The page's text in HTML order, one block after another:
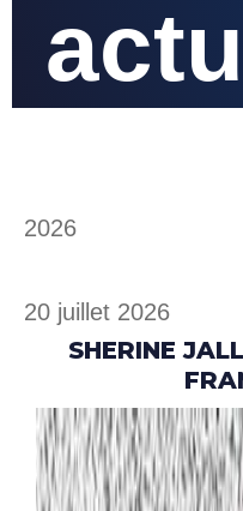
2026
20 juillet 2026
SHERINE